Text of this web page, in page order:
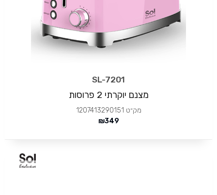
SL-7201
מצנם יוקרתי 2 פרוסות
מק״ט 1207413290151
349
₪